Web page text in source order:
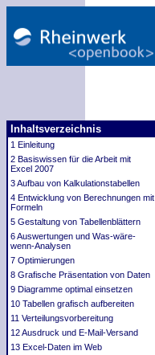
Inhaltsverzeichnis
1 Einleitung
2 Basiswissen für die Arbeit mit
Excel 2007
3 Aufbau von Kalkulationstabellen
4 Entwicklung von Berechnungen mit
Formeln
5 Gestaltung von Tabellenblättern
6 Auswertungen und Was-wäre-
wenn-Analysen
7 Optimierungen
8 Grafische Präsentation von Daten
9 Diagramme optimal einsetzen
10 Tabellen grafisch aufbereiten
11 Verteilungsvorbereitung
12 Ausdruck und E-Mail-Versand
13 Excel-Daten im Web